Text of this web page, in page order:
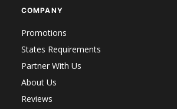
COMPANY
Promotions
States Requirements
Partner With Us
About Us
Reviews